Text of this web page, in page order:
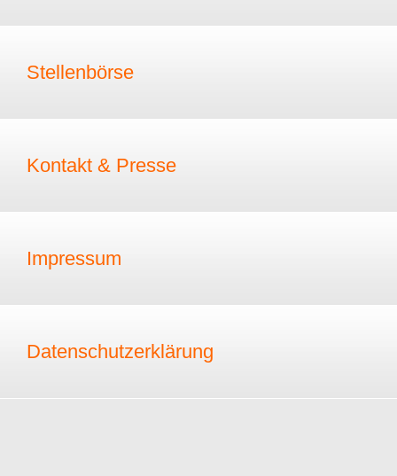
Stellenbörse
Kontakt & Presse
Impressum
Datenschutzerklärung